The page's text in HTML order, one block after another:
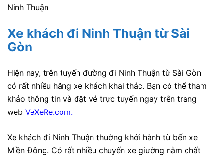
Ninh Thuận
Xe khách đi Ninh Thuận từ Sài
Gòn
Hiện nay, trên tuyến đường đi Ninh Thuận từ Sài Gòn
có rất nhiều hãng xe khách khai thác. Bạn có thể tham
khảo thông tin và đặt vé trực tuyến ngay trên trang
web VeXeRe.com.
Xe khách đi Ninh Thuận thường khởi hành từ bến xe
Miền Đông. Có rất nhiều chuyến xe giường nằm chất